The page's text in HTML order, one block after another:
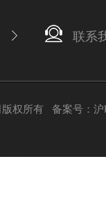
联系
版权所有 备案号：